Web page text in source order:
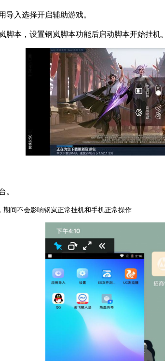
导入选择开启辅助游戏。
本，设置钢岚脚本功能后启动脚本开始挂机。
。
间不会影响钢岚正常挂机和手机正常操作